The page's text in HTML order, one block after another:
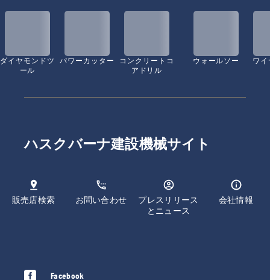
ダイヤモンドツ
ール
パワーカッター
コンクリートコ
アドリル
ウォールソー ワイ
ハスクバーナ建設機械サイト
販売店検索 お問い合わせ
プレスリリース
とニュース
会社情報
Facebook